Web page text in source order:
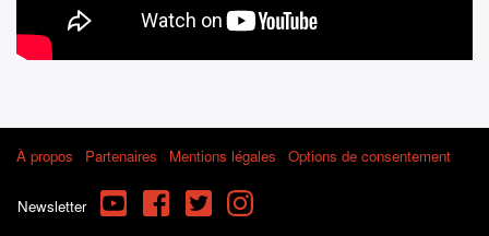
À propos Partenaires Mentions légales Options de consentement
Newsletter YouTube FacebookTwitterInstagram